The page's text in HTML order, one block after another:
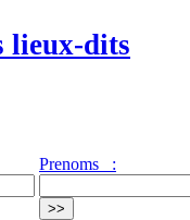
lieux-dits
Prenoms :